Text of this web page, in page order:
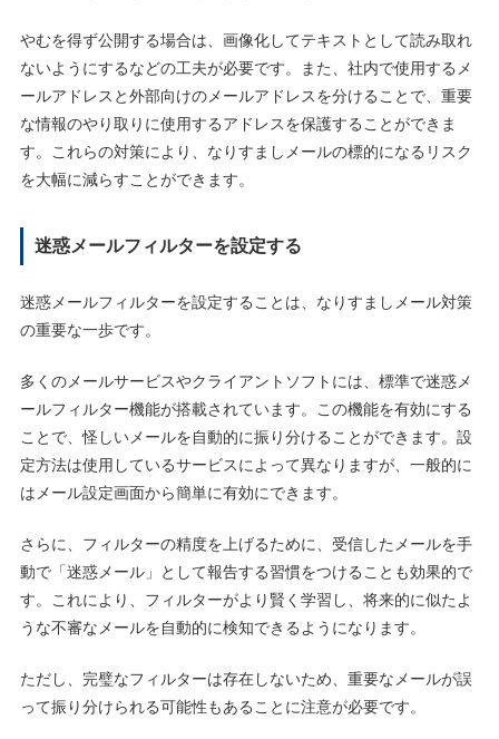
やむを得ず公開する場合は、画像化してテキストとして読み取れ
ないようにするなどの工夫が必要です。また、社内で使用するメ
ールアドレスと外部向けのメールアドレスを分けることで、重要
な情報のやり取りに使用するアドレスを保護することができま
す。これらの対策により、なりすましメールの標的になるリスク
を大幅に減らすことができます。
迷惑メールフィルターを設定する
迷惑メールフィルターを設定することは、なりすましメール対策
の重要な一歩です。
多くのメールサービスやクライアントソフトには、標準で迷惑メ
ールフィルター機能が搭載されています。この機能を有効にする
ことで、怪しいメールを自動的に振り分けることができます。設
定方法は使用しているサービスによって異なりますが、一般的に
はメール設定画面から簡単に有効にできます。
さらに、フィルターの精度を上げるために、受信したメールを手
動で「迷惑メール」として報告する習慣をつけることも効果的で
す。これにより、フィルターがより賢く学習し、将来的に似たよ
うな不審なメールを自動的に検知できるようになります。
ただし、完璧なフィルターは存在しないため、重要なメールが誤
って振り分けられる可能性もあることに注意が必要です。